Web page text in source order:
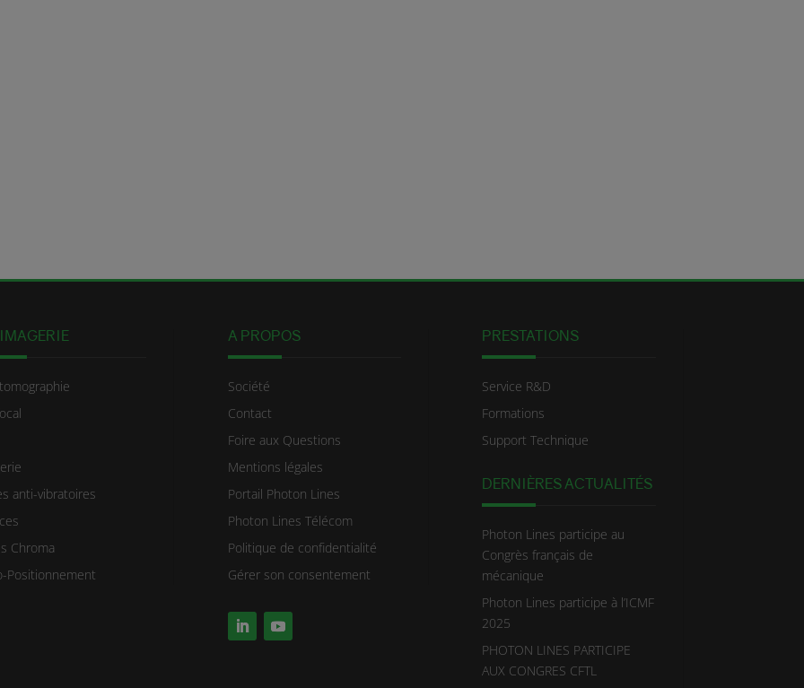
anti-vibratoires
Chroma
Positionnement
A PROPOS
Société
Contact
Foire aux Questions
Mentions légales
Portail Photon Lines
Photon Lines Télécom
Politique de confidentialité
Gérer son consentement
PRESTATIONS
Service R&D
Formations
Support Technique
DERNIÈRES ACTUALITÉS
Photon Lines participe au
Congrès français de
mécanique
Photon Lines participe à l’ICMF
2025
PHOTON LINES PARTICIPE
AUX CONGRES CFTL